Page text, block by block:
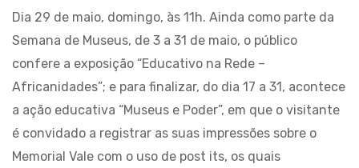
Dia 29 de maio, domingo, às 11h. Ainda como parte da
Semana de Museus, de 3 a 31 de maio, o público
confere a exposição “Educativo na Rede –
Africanidades”; e para finalizar, do dia 17 a 31, acontece
a ação educativa “Museus e Poder”, em que o visitante
é convidado a registrar as suas impressões sobre o
Memorial Vale com o uso de post its, os quais